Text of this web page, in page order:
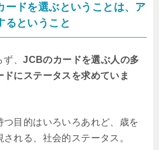
ードを選ぶということは、ア
るということ
ず、JCBのカードを選ぶ人の多
ドにステータスを求めていま
つ目的はいろいろあれど、歳を
れる、社会的ステータス。